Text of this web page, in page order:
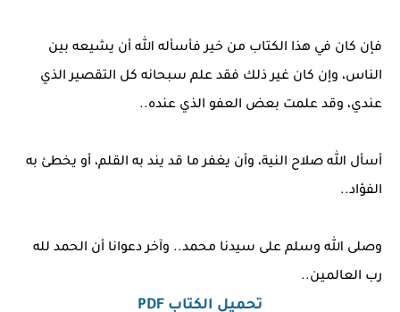
فإن كان في هذا الكتاب من خير فأسأله الله أن يشيعه بين
الناس، وإن كان غير ذلك فقد علم سبحانه كل التقصير الذي
عندي، وقد علمت بعض العفو الذي عنده..
أسأل الله صلاح النية، وأن يغفر ما قد يند به القلم، أو يخطئ به
الفؤاد..
وصلى الله وسلم على سيدنا محمد.. وآخر دعوانا أن الحمد لله
رب العالمين..
تحميل الكتاب PDF